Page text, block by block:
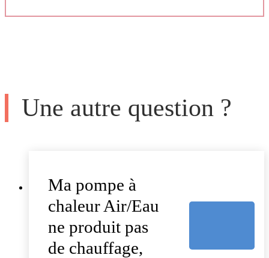
Une autre question ?
Ma pompe à
chaleur Air/Eau
ne produit pas
de chauffage,